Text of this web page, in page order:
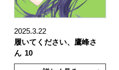
2025.3.22
履いてください、鷹峰さ
ん 10